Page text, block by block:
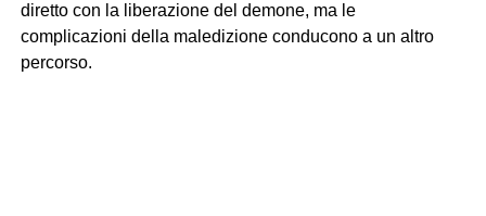
diretto con la liberazione del demone, ma le
complicazioni della maledizione conducono a un altro
percorso.